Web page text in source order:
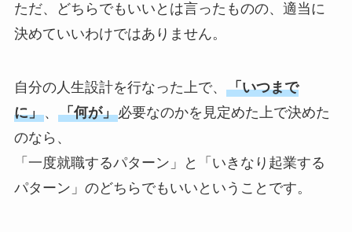
ただ、どちらでもいいとは言ったものの、適当に
決めていいわけではありません。
自分の人生設計を行なった上で、 「いつまで
に」、 「何が」必要なのかを見定めた上で決めた
のなら、
「一度就職するパターン」と「いきなり起業する
パターン」のどちらでもいいということです。